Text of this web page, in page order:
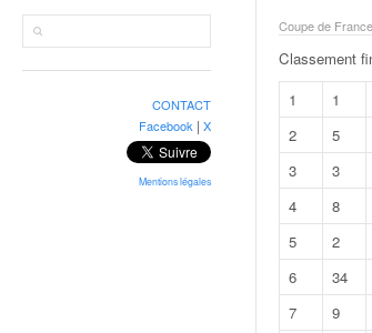
CONTACT
Facebook | X
Mentions légales
Coupe de
Classement
1
1
2
5
3
3
4
8
5
2
6
34
7
9